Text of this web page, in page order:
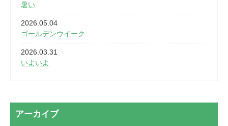
暑い
2026.05.04
ゴールデンウイーク
2026.03.31
いよいよ
2026.03.20
なぎなた
アーカイブ